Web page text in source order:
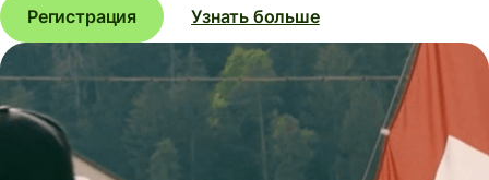
Регистрация
Узнать больше